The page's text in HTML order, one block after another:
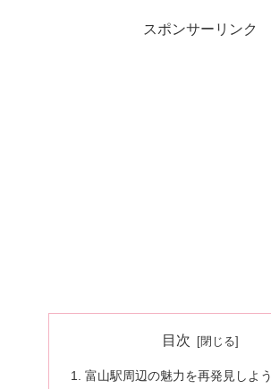
スポンサーリンク
目次
富山駅周辺の魅力を再発見しよう